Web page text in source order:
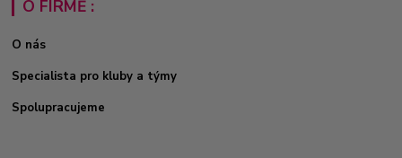
O FIRMĚ :
O nás
Specialista pro kluby a týmy
Spolupracujeme